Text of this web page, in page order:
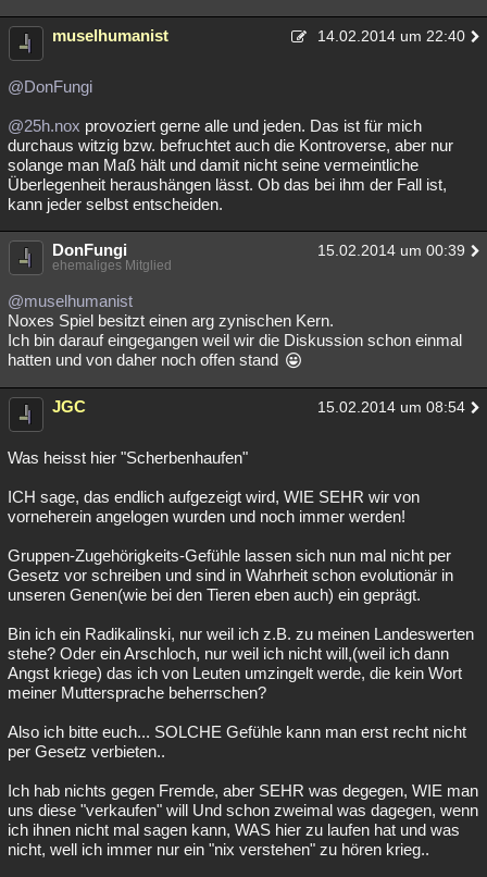
muselhumanist 14.02.2014 um 22:40
@DonFungi
@25h.nox provoziert gerne alle und jeden. Das ist für mich
durchaus witzig bzw. befruchtet auch die Kontroverse, aber nur
solange man Maß hält und damit nicht seine vermeintliche
Überlegenheit heraushängen lässt. Ob das bei ihm der Fall ist,
kann jeder selbst entscheiden.
DonFungi 15.02.2014 um 00:39
ehemaliges Mitglied
@muselhumanist
Noxes Spiel besitzt einen arg zynischen Kern.
Ich bin darauf eingegangen weil wir die Diskussion schon einmal
hatten und von daher noch offen stand
JGC 15.02.2014 um 08:54
Was heisst hier "Scherbenhaufen"
ICH sage, das endlich aufgezeigt wird, WIE SEHR wir von
vorneherein angelogen wurden und noch immer werden!
Gruppen-Zugehörigkeits-Gefühle lassen sich nun mal nicht per
Gesetz vor schreiben und sind in Wahrheit schon evolutionär in
unseren Genen(wie bei den Tieren eben auch) ein geprägt.
Bin ich ein Radikalinski, nur weil ich z.B. zu meinen Landeswerten
stehe? Oder ein Arschloch, nur weil ich nicht will,(weil ich dann
Angst kriege) das ich von Leuten umzingelt werde, die kein Wort
meiner Muttersprache beherrschen?
Also ich bitte euch... SOLCHE Gefühle kann man erst recht nicht
per Gesetz verbieten..
Ich hab nichts gegen Fremde, aber SEHR was degegen, WIE man
uns diese "verkaufen" will Und schon zweimal was dagegen, wenn
ich ihnen nicht mal sagen kann, WAS hier zu laufen hat und was
nicht, well ich immer nur ein "nix verstehen" zu hören krieg..